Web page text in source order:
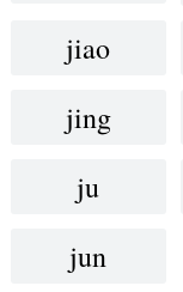
jiao
jing
ju
jun